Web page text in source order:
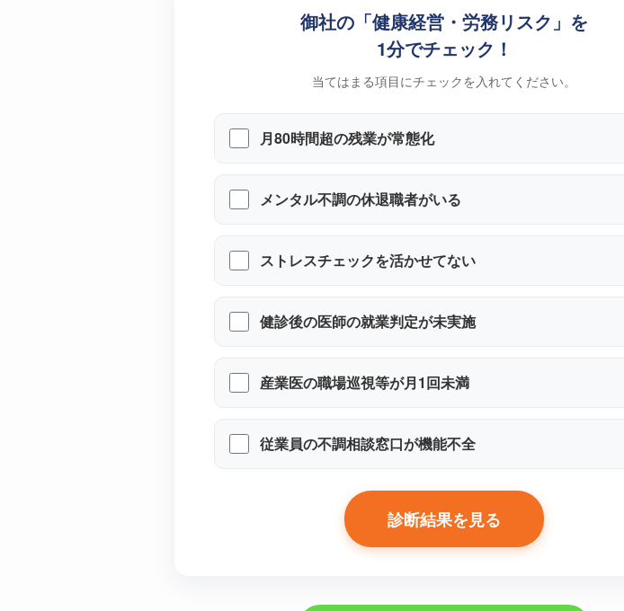
御社の「健康経営・労務リスク」を
1分でチェック！
当てはまる項目にチェックを入れてください。
月80時間超の残業が常態化
メンタル不調の休退職者がいる
ストレスチェックを活かせてない
健診後の医師の就業判定が未実施
産業医の職場巡視等が月1回未満
従業員の不調相談窓口が機能不全
診断結果を見る